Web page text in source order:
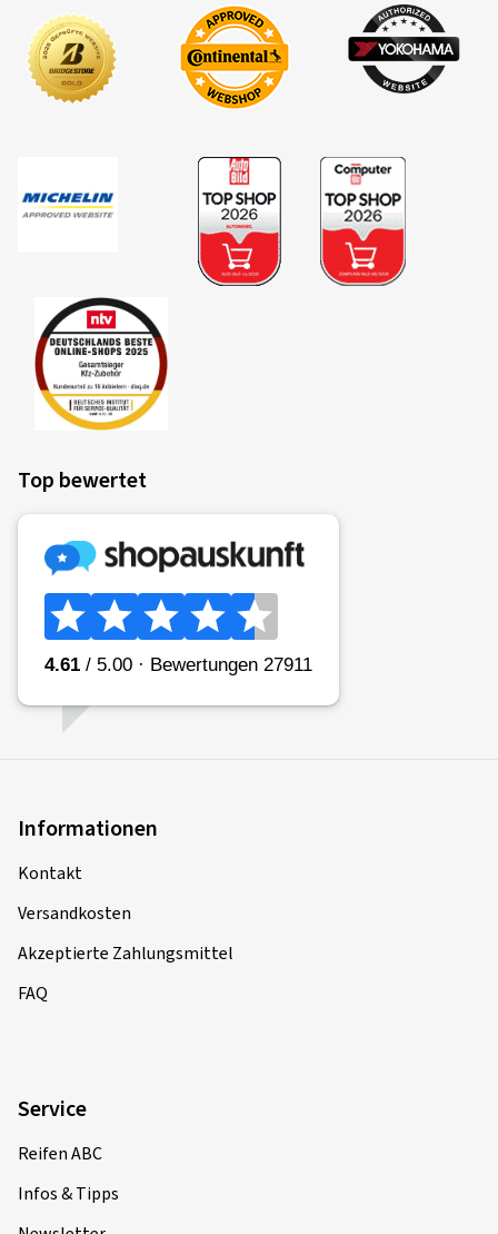
Top bewertet
Informationen
Kontakt
Versandkosten
Akzeptierte Zahlungsmittel
FAQ
Service
Reifen ABC
Infos & Tipps